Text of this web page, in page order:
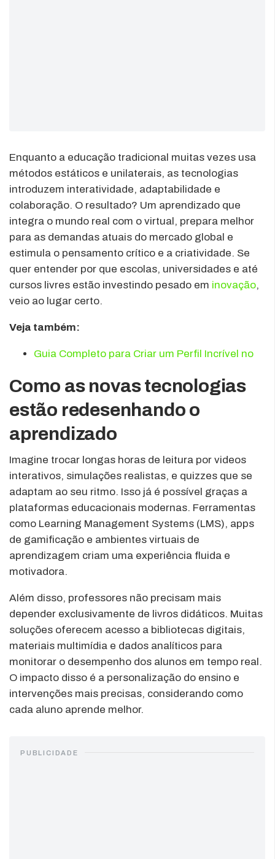
Enquanto a educação tradicional muitas vezes usa
métodos estáticos e unilaterais, as tecnologias
introduzem interatividade, adaptabilidade e
colaboração. O resultado? Um aprendizado que
integra o mundo real com o virtual, prepara melhor
para as demandas atuais do mercado global e
estimula o pensamento crítico e a criatividade. Se
quer entender por que escolas, universidades e até
cursos livres estão investindo pesado em inovação,
veio ao lugar certo.
Veja também:
Guia Completo para Criar um Perfil Incrível no
Como as novas tecnologias
estão redesenhando o
aprendizado
Imagine trocar longas horas de leitura por videos
interativos, simulações realistas, e quizzes que se
adaptam ao seu ritmo. Isso já é possível graças a
plataformas educacionais modernas. Ferramentas
como Learning Management Systems (LMS), apps
de gamificação e ambientes virtuais de
aprendizagem criam uma experiência fluida e
motivadora.
Além disso, professores não precisam mais
depender exclusivamente de livros didáticos. Muitas
soluções oferecem acesso a bibliotecas digitais,
materiais multimídia e dados analíticos para
monitorar o desempenho dos alunos em tempo real.
O impacto disso é a personalização do ensino e
intervenções mais precisas, considerando como
cada aluno aprende melhor.
PUBLICIDADE